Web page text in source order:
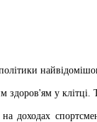
у
доходах